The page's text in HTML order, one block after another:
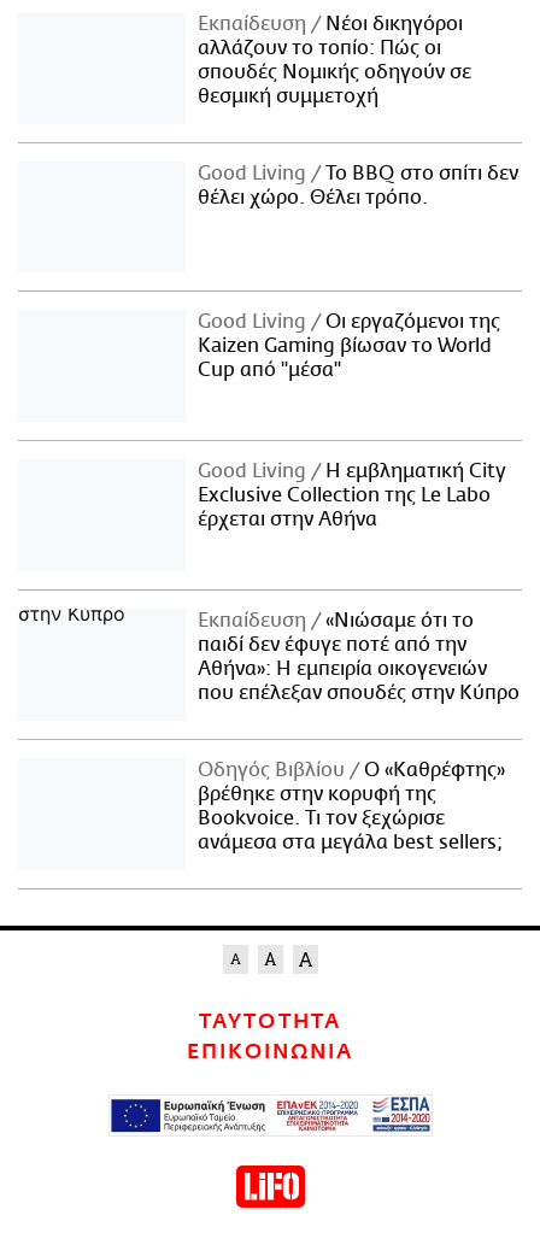
Εκπαίδευση
Νέοι δικηγόροι
αλλάζουν το τοπίο: Πώς οι
σπουδές Νομικής οδηγούν σε
θεσμική συμμετοχή
Good Living
Το BBQ στο σπίτι δεν
θέλει χώρο. Θέλει τρόπο.
Good Living
Οι εργαζόμενοι της
Kaizen Gaming βίωσαν το World
Cup από "μέσα"
Good Living
Η εμβληματική City
Exclusive Collection της Le Labo
έρχεται στην Αθήνα
Εκπαίδευση
«Νιώσαμε ότι το
παιδί δεν έφυγε ποτέ από την
Αθήνα»: Η εμπειρία οικογενειών
που επέλεξαν σπουδές στην Κύπρο
Οδηγός Βιβλίου
Ο «Καθρέφτης»
βρέθηκε στην κορυφή της
Bookvoice. Τι τον ξεχώρισε
ανάμεσα στα μεγάλα best sellers;
ΤΑΥΤΟΤΗΤΑ
ΕΠΙΚΟΙΝΩΝΙΑ